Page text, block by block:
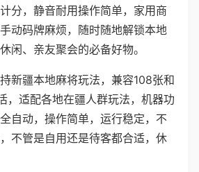
分，静音耐用操作简单，家用商
动码牌麻烦，随时随地解锁本地
闲、亲友聚会的必备好物。
新疆本地麻将玩法，兼容108张和
，适配各地在疆人群玩法，机器功
自动，操作简单，运行稳定，不
不管是自用还是待客都合适，休